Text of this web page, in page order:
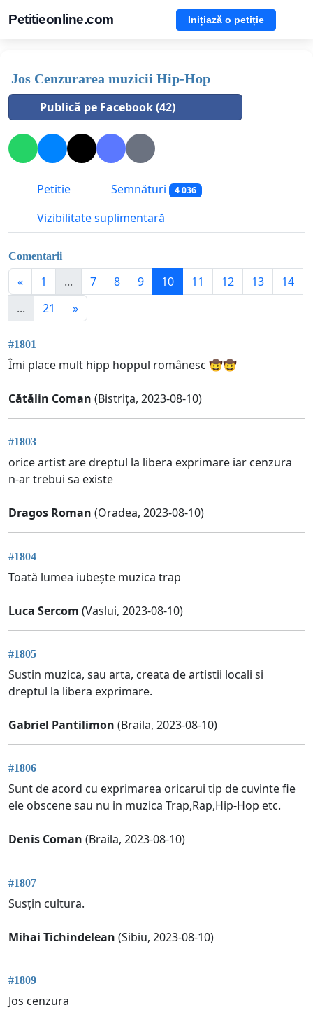
Petitieonline.com Inițiază o petiție
Jos Cenzurarea muzicii Hip-Hop
Publică pe Facebook (42)
Petitie Semnături 4 036
Vizibilitate suplimentară
Comentarii
« 1 ... 7 8 9 10 11 12 13
14
...
21 »
#1801
Îmi place mult hipp hoppul românesc 🤠🤠
Cătălin Coman (Bistrița, 2023-08-10)
#1803
orice artist are dreptul la libera exprimare iar cenzura
n-ar trebui sa existe
Dragos Roman (Oradea, 2023-08-10)
#1804
Toată lumea iubește muzica trap
Luca Sercom (Vaslui, 2023-08-10)
#1805
Sustin muzica, sau arta, creata de artistii locali si
dreptul la libera exprimare.
Gabriel Pantilimon (Braila, 2023-08-10)
#1806
Sunt de acord cu exprimarea oricarui tip de cuvinte fie
ele obscene sau nu in muzica Trap,Rap,Hip-Hop etc.
Denis Coman (Braila, 2023-08-10)
#1807
Susțin cultura.
Mihai Tichindelean (Sibiu, 2023-08-10)
#1809
Jos cenzura